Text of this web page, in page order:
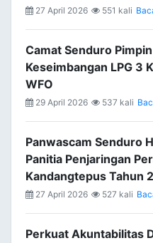
27 April 2026 551 kali
Camat Senduro
Keseimbangan LPG 3
WFO
29 April 2026 537 kali
Panwascam Senduro
Panitia Penjaringan
Kandangtepus Tahun
27 April 2026 527 kali
Perkuat Akuntabilitas